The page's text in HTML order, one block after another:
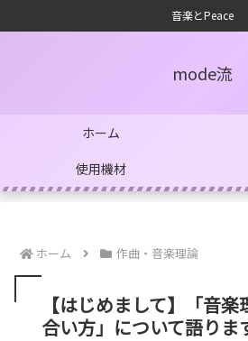
音楽とPeace
mode流
ホーム
使用機材
ホーム 作曲・音楽理論
【はじめまして】「音
合い方」について語りま